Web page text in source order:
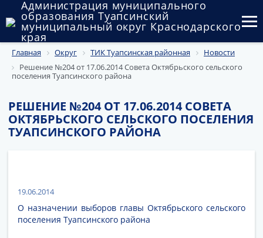
Администрация муниципального
образования Туапсинский
муниципальный округ Краснодарского
края
Округ
Администрация
Муниципальные закупки
Государственный и муниципальный контроль
Документы
Главная Округ ТИК Туапсинская районная
Новости
Решение №204 от 17.06.2014 Совета Октябрьского сельского
поселения Туапсинского района
РЕШЕНИЕ №204 ОТ 17.06.2014 СОВЕТА
ОКТЯБРЬСКОГО СЕЛЬСКОГО ПОСЕЛЕНИЯ
ТУАПСИНСКОГО РАЙОНА
19.06.2014
О назначении выборов главы Октябрьского сельского
поселения Туапсинского района